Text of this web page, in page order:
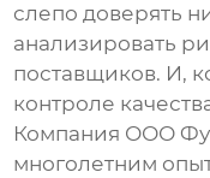
слепо доверять
анализировать
поставщиков. И,
контроле
Компания ООО
многолетним